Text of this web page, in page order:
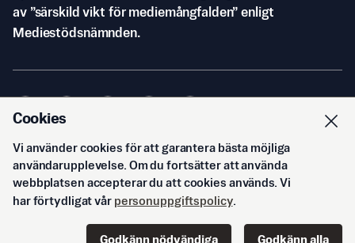
av ”särskild vikt för mediemångfalden” enligt
Mediestödsnämnden.
© Svenska Epoch Times AB2026
Cookies
Vi använder cookies för att garantera bästa möjliga
användarupplevelse. Om du fortsätter att använda
webbplatsen accepterar du att cookies används. Vi
har förtydligat vår personuppgiftspolicy.
Godkänn nödvändiga Godkänn alla